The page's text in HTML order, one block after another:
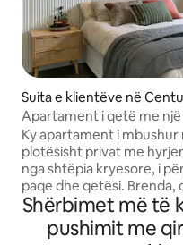
Suita e klientëve në
on
Apartament i qetë me
Ky apartament i
plotësisht privat me
nga shtëpia kryesore, i
paqe dhe qetësi. Brenda,
dhomë gjumi të
brenda në suitë, plus një
bollshme ndenjjeje me
Shërbimet më të
pushimit me